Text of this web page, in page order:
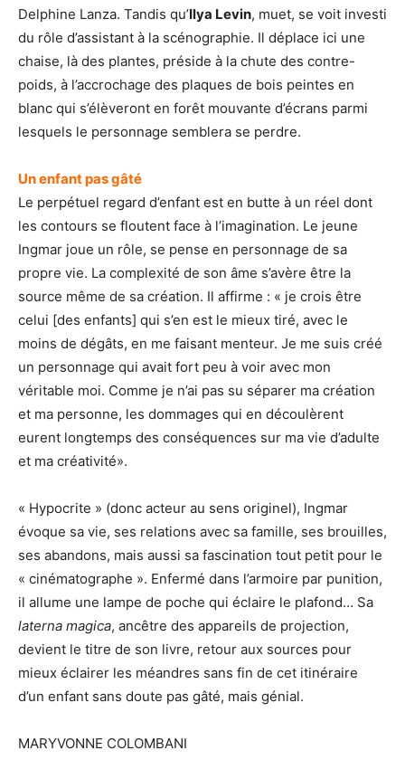
Delphine Lanza. Tandis qu’Ilya Levin, muet, se voit investi
du rôle d’assistant à la scénographie. Il déplace ici une
chaise, là des plantes, préside à la chute des contre-
poids, à l’accrochage des plaques de bois peintes en
blanc qui s’élèveront en forêt mouvante d’écrans parmi
lesquels le personnage semblera se perdre.
Un enfant pas gâté
Le perpétuel regard d’enfant est en butte à un réel dont
les contours se floutent face à l’imagination. Le jeune
Ingmar joue un rôle, se pense en personnage de sa
propre vie. La complexité de son âme s’avère être la
source même de sa création. Il affirme : « je crois être
celui [des enfants] qui s’en est le mieux tiré, avec le
moins de dégâts, en me faisant menteur. Je me suis créé
un personnage qui avait fort peu à voir avec mon
véritable moi. Comme je n’ai pas su séparer ma création
et ma personne, les dommages qui en découlèrent
eurent longtemps des conséquences sur ma vie d’adulte
et ma créativité».
« Hypocrite » (donc acteur au sens originel), Ingmar
évoque sa vie, ses relations avec sa famille, ses brouilles,
ses abandons, mais aussi sa fascination tout petit pour le
« cinématographe ». Enfermé dans l’armoire par punition,
il allume une lampe de poche qui éclaire le plafond… Sa
laterna magica, ancêtre des appareils de projection,
devient le titre de son livre, retour aux sources pour
mieux éclairer les méandres sans fin de cet itinéraire
d’un enfant sans doute pas gâté, mais génial.
MARYVONNE COLOMBANI